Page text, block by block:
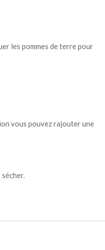
les pommes de terre pour
vous pouvez rajouter une